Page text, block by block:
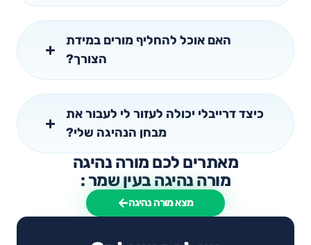
האם אוכל להחליף מורים במידת
הצורך?
כיצד דרייבלי יכולה לעזור לי לעבור את
מבחן הנהיגה שלי?
מאתרים לכם מורה נהיגה
מורה נהיגה בעין שמר :
מצא מורה נהיגה